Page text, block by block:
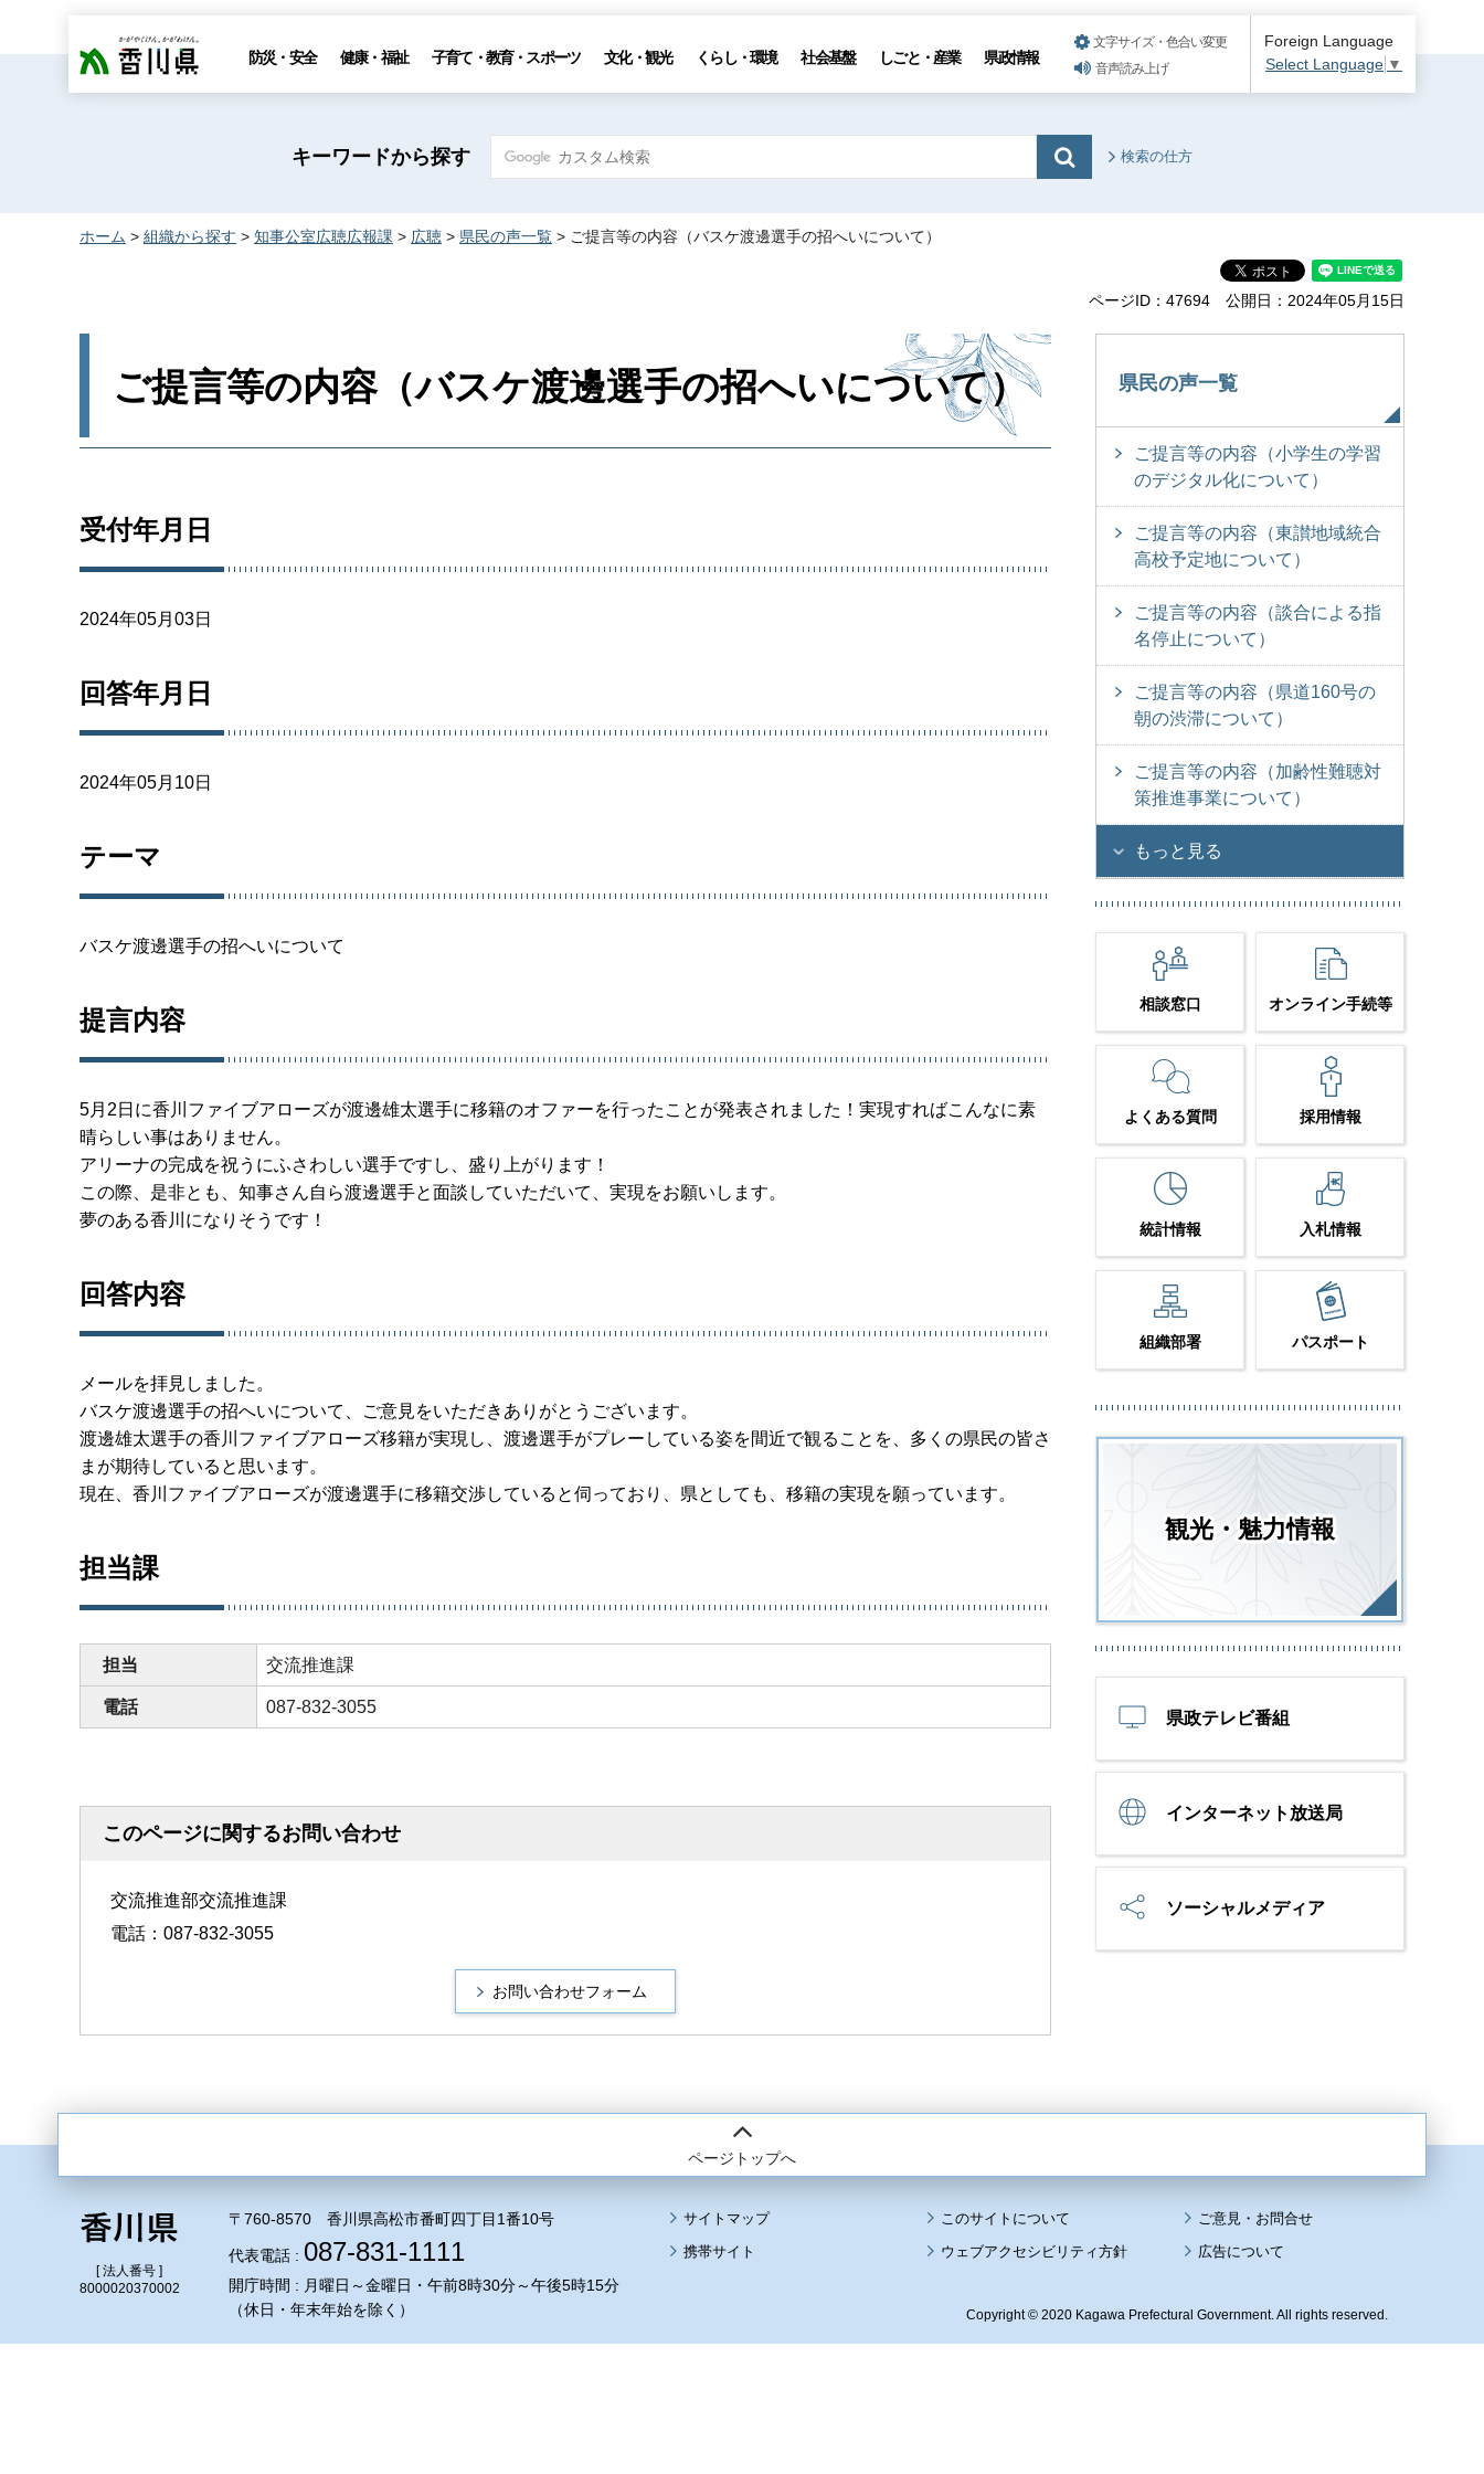
香川県 防災・安全 健康・福祉 子育て・教育・スポーツ 文化・観光 くらし・環境 社会基盤 しごと・産業 県政情報
文字サイズ・色合い変更
音声読み上げ
Foreign Language
Select Language ▼
キーワードから探す 検索の仕方
ホーム > 組織から探す > 知事公室広聴広報課 > 広聴 > 県民の声一覧 > ご提言等の内容（バスケ渡邊選手の招へいについて）
ページID：47694 公開日：2024年05月15日
ご提言等の内容（バスケ渡邊選手の招へいについて）
受付年月日
2024年05月03日
回答年月日
2024年05月10日
テーマ
バスケ渡邊選手の招へいについて
提言内容
5月2日に香川ファイブアローズが渡邊雄太選手に移籍のオファーを行ったことが発表されました！実現すればこんなに素
晴らしい事はありません。
アリーナの完成を祝うにふさわしい選手ですし、盛り上がります！
この際、是非とも、知事さん自ら渡邊選手と面談していただいて、実現をお願いします。
夢のある香川になりそうです！
回答内容
メールを拝見しました。
バスケ渡邊選手の招へいについて、ご意見をいただきありがとうございます。
渡邊雄太選手の香川ファイブアローズ移籍が実現し、渡邊選手がプレーしている姿を間近で観ることを、多くの県民の皆さ
まが期待していると思います。
現在、香川ファイブアローズが渡邊選手に移籍交渉していると伺っており、県としても、移籍の実現を願っています。
担当課
担当 交流推進課
電話 087-832-3055
このページに関するお問い合わせ
交流推進部交流推進課
電話：087-832-3055
県民の声一覧
ご提言等の内容（小学生の学習
のデジタル化について）
ご提言等の内容（東讃地域統合
高校予定地について）
ご提言等の内容（談合による指
名停止について）
ご提言等の内容（県道160号の
朝の渋滞について）
ご提言等の内容（加齢性難聴対
策推進事業について）
もっと見る
相談窓口 オンライン手続等
よくある質問 採用情報
統計情報 入札情報
組織部署 パスポート
観光・魅力情報
県政テレビ番組
インターネット放送局
ソーシャルメディア
ページトップへ
[ 法人番号 ]
8000020370002
〒760-8570 香川県高松市番町四丁目1番10号
代表電話 : 087-831-1111
開庁時間 : 月曜日～金曜日・午前8時30分～午後5時15分
（休日・年末年始を除く）
サイトマップ
このサイトについて
携帯サイト
ウェブアクセシビリティ方針 広告について
Copyright © 2020 Kagawa Prefectural Government. All rights reserved.